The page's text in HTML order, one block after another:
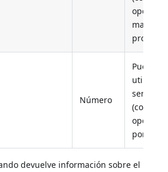
opción
max
Número
Puerto
servidor
opción
port ID)
devuelve información sobre el